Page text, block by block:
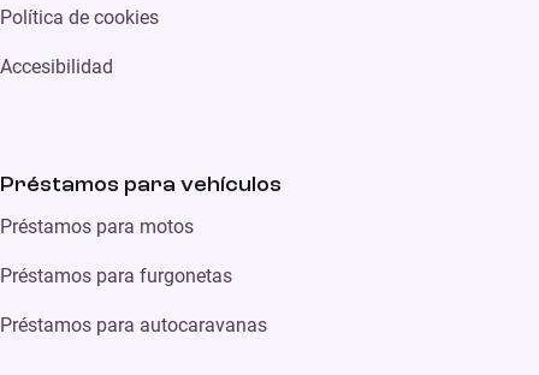
Política de cookies
Accesibilidad
Préstamos para vehículos
Préstamos para motos
Préstamos para furgonetas
Préstamos para autocaravanas